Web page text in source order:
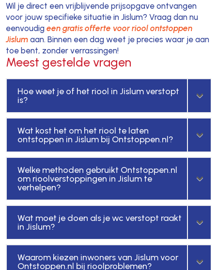
Wil je direct een vrijblijvende prijsopgave ontvangen
voor jouw specifieke situatie in Jislum? Vraag dan nu
eenvoudig een gratis offerte voor riool ontstoppen
Jislumaan. Binnen een dag weet je precies waar je aan
toe bent, zonder verrassingen!
Meest gestelde vragen
Hoe weet je of het riool in Jislum verstopt
is?
Wat kost het om het riool te laten
ontstoppen in Jislum bij Ontstoppen.nl?
Welke methoden gebruikt Ontstoppen.nl
om rioolverstoppingen in Jislum te
verhelpen?
Wat moet je doen als je wc verstopt raakt
in Jislum?
Waarom kiezen inwoners van Jislum voor
Ontstoppen.nl bij rioolproblemen?